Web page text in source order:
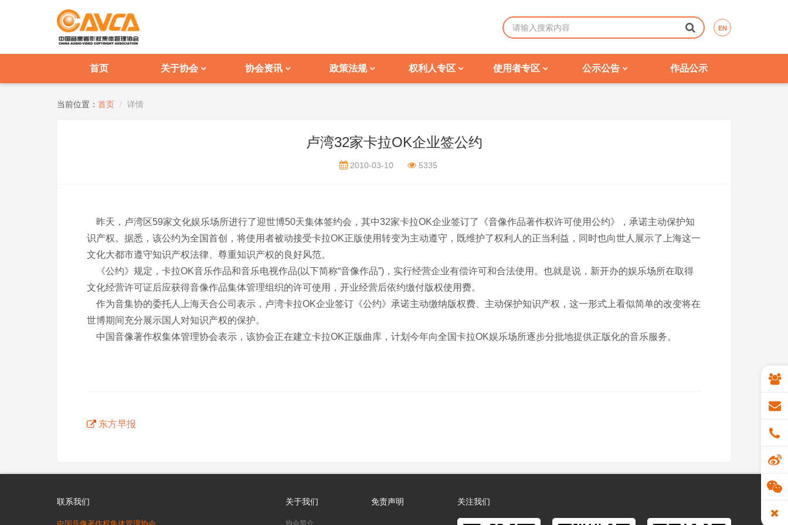
EN
首页 关于协会 协会资讯 政策法规 权利人专区 使用者专区 公示公告 作品公示
当前位置： 首页 详情
卢湾32家卡拉OK企业签公约
2010-03-10 5335
昨天，卢湾区59家文化娱乐场所进行了迎世博50天集体签约会，其中32家卡拉OK企业签订了《音像作品著作权许可使用公约》，承诺主动保护知
识产权。据悉，该公约为全国首创，将使用者被动接受卡拉OK正版使用转变为主动遵守，既维护了权利人的正当利益，同时也向世人展示了上海这一
文化大都市遵守知识产权法律、尊重知识产权的良好风范。
《公约》规定，卡拉OK音乐作品和音乐电视作品(以下简称“音像作品”)，实行经营企业有偿许可和合法使用。也就是说，新开办的娱乐场所在取得
文化经营许可证后应获得音像作品集体管理组织的许可使用，开业经营后依约缴付版权使用费。
作为音集协的委托人上海天合公司表示，卢湾卡拉OK企业签订《公约》承诺主动缴纳版权费、主动保护知识产权，这一形式上看似简单的改变将在
世博期间充分展示国人对知识产权的保护。
中国音像著作权集体管理协会表示，该协会正在建立卡拉OK正版曲库，计划今年向全国卡拉OK娱乐场所逐步分批地提供正版化的音乐服务。
东方早报
联系我们 关于我们
协会简介
免责声明 关注我们